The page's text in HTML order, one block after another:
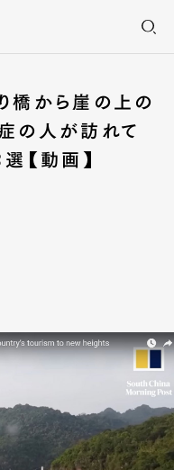
橋から崖の上の
の人が訪れて
【動画】